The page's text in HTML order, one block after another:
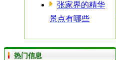
张家界的精华
景点有哪些
热门信息